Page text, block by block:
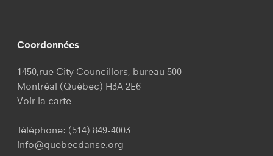
Coordonnées
1450,rue City Councillors, bureau 500
Montréal (Québec) H3A 2E6
Voir la carte
Téléphone: (514) 849-4003
info@quebecdanse.org